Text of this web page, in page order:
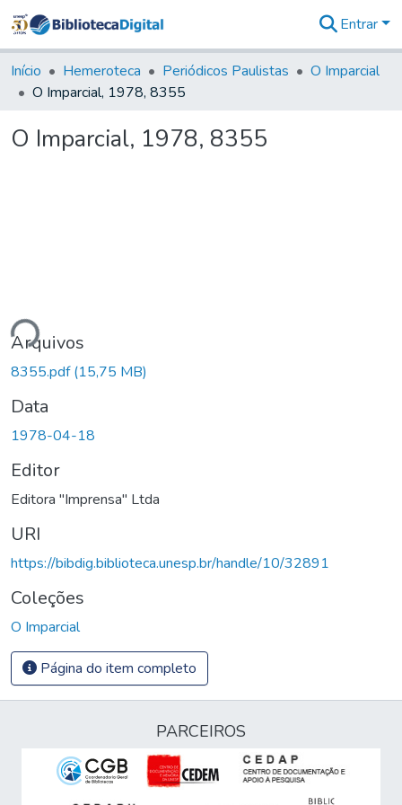
&
Coleções
Tudo na
Digital
Entrar
Início Hemeroteca Periódicos Paulistas
O Imparcial
O Imparcial, 1978, 8355
O Imparcial, 1978, 8355
Arquivos
8355.pdf(15,75 MB)
Data
1978-04-18
Editor
Editora "Imprensa" Ltda
URI
https://bibdig.biblioteca.unesp.br/handle/10/32891
Coleções
O Imparcial
Página do item completo
PARCEIROS